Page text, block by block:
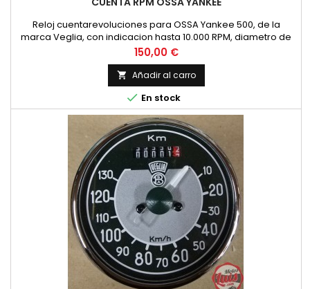
Reloj cuentarevoluciones para OSSA Yankee 500, de la
marca Veglia, con indicacion hasta 10.000 RPM, diametro de
la esfera de 80 mm.
Precio
150,00 €
 Añadir al carro
 En stock